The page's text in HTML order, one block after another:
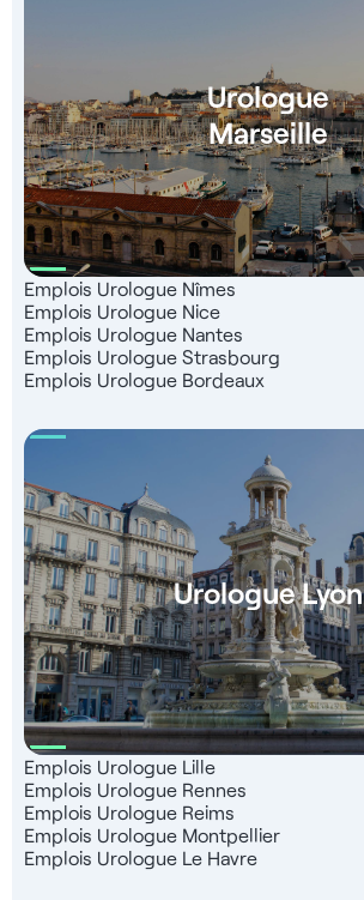
Urologue
Marseille
Emplois Urologue Nîmes
Emplois Urologue Nice
Emplois Urologue Nantes
Emplois Urologue Strasbourg
Emplois Urologue Bordeaux
Urologue Lyon
Emplois Urologue Lille
Emplois Urologue Rennes
Emplois Urologue Reims
Emplois Urologue Montpellier
Emplois Urologue Le Havre